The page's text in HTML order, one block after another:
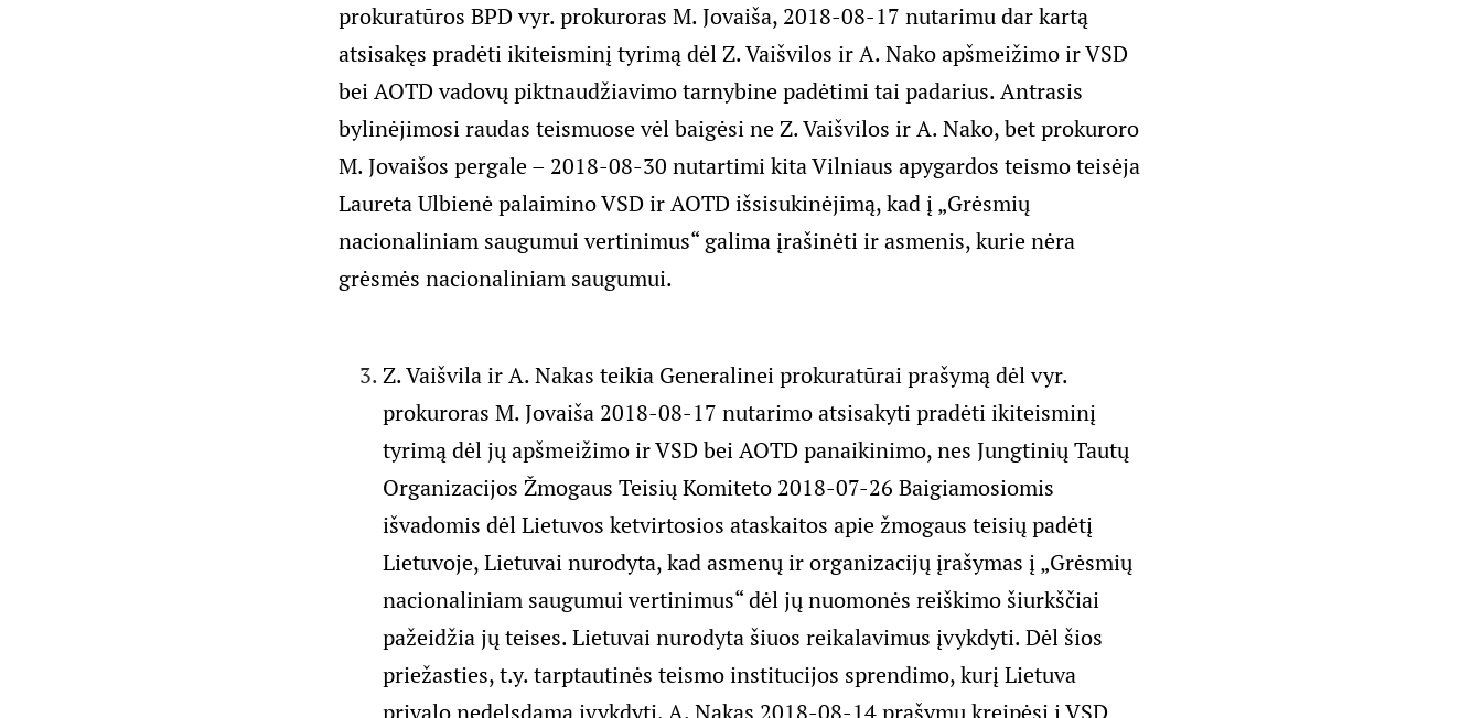
prokuratūros BPD vyr. prokuroras M. Jovaiša, 2018-08-17 nutarimu dar kartą
atsisakęs pradėti ikiteisminį tyrimą dėl Z. Vaišvilos ir A. Nako apšmeižimo ir VSD
bei AOTD vadovų piktnaudžiavimo tarnybine padėtimi tai padarius. Antrasis
bylinėjimosi raudas teismuose vėl baigėsi ne Z. Vaišvilos ir A. Nako, bet prokuroro
M. Jovaišos pergale – 2018-08-30 nutartimi kita Vilniaus apygardos teismo teisėja
Laureta Ulbienė palaimino VSD ir AOTD išsisukinėjimą, kad į „Grėsmių
nacionaliniam saugumui vertinimus“ galima įrašinėti ir asmenis, kurie nėra
grėsmės nacionaliniam saugumui.
Z. Vaišvila ir A. Nakas teikia Generalinei prokuratūrai prašymą dėl vyr.
prokuroras M. Jovaiša 2018-08-17 nutarimo atsisakyti pradėti ikiteisminį
tyrimą dėl jų apšmeižimo ir VSD bei AOTD panaikinimo, nes Jungtinių Tautų
Organizacijos Žmogaus Teisių Komiteto 2018-07-26 Baigiamosiomis
išvadomis dėl Lietuvos ketvirtosios ataskaitos apie žmogaus teisių padėtį
Lietuvoje, Lietuvai nurodyta, kad asmenų ir organizacijų įrašymas į „Grėsmių
nacionaliniam saugumui vertinimus“ dėl jų nuomonės reiškimo šiurkščiai
pažeidžia jų teises. Lietuvai nurodyta šiuos reikalavimus įvykdyti. Dėl šios
priežasties, t.y. tarptautinės teismo institucijos sprendimo, kurį Lietuva
privalo nedelsdama įvykdyti, A. Nakas 2018-08-14 prašymu kreipėsi į VSD